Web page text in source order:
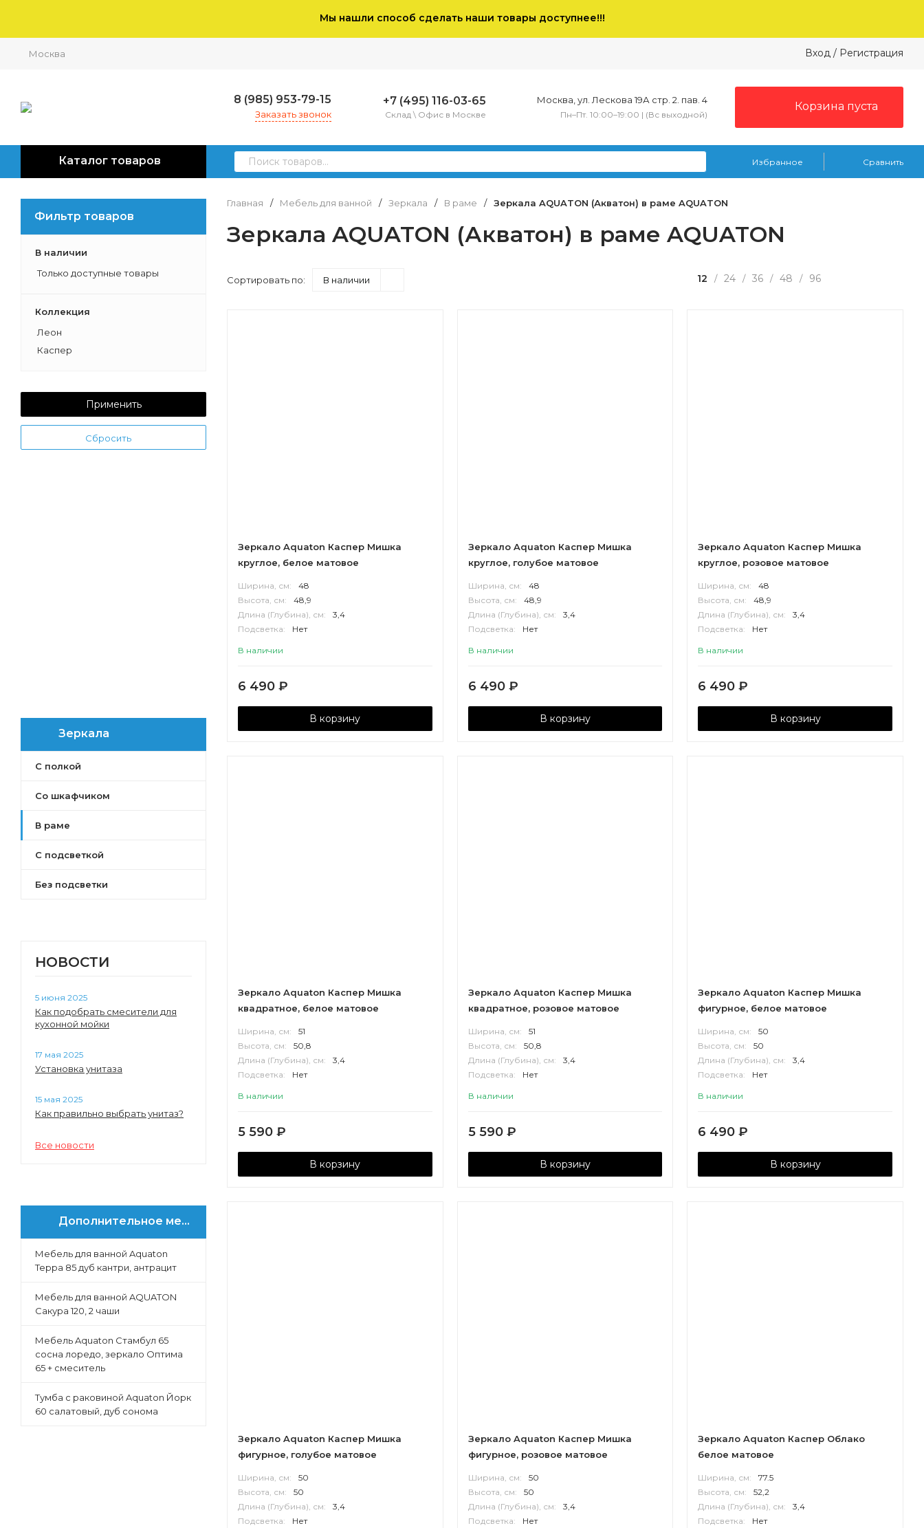
Мы нашли способ сделать наши товары доступнее!!!
Москва Вход / Регистрация
8 (985) 953-79-15
Заказать звонок
+7 (495) 116-03-65
Склад \ Офис в Москве
Москва, ул. Лескова 19А стр. 2. пав. 4
Пн–Пт. 10:00–19:00 | (Вс выходной)
Корзина пуста
Каталог товаров Избранное Сравнить
Фильтр товаров
В наличии
Только доступные товары
Коллекция
Леон
Каспер
Применить
Сбросить
Зеркала
С полкой
Со шкафчиком
В раме
С подсветкой
Без подсветки
НОВОСТИ
5 июня 2025
Как подобрать смесители для
кухонной мойки
17 мая 2025
Установка унитаза
15 мая 2025
Как правильно выбрать унитаз?
Все новости
Дополнительное меню
Мебель для ванной Aquaton
Терра 85 дуб кантри, антрацит
Мебель для ванной AQUATON
Сакура 120, 2 чаши
Мебель Aquaton Стамбул 65
сосна лоредо, зеркало Оптима
65 + смеситель
Тумба с раковиной Aquaton Йорк
60 салатовый, дуб сонома
Главная / Мебель для ванной / Зеркала / В раме / Зеркала AQUATON (Акватон) в раме AQUATON
Зеркала AQUATON (Акватон) в раме AQUATON
Сортировать по: В наличии 12 / 24 / 36 / 48 / 96
Зеркало Aquaton Каспер Мишка
круглое, белое матовое
Ширина, см:
48
Высота, см:
48,9
Длина (Глубина), см:
3,4
Подсветка:
Нет
В наличии
6 490 ₽
В корзину
Зеркало Aquaton Каспер Мишка
круглое, голубое матовое
Ширина, см:
48
Высота, см:
48,9
Длина (Глубина), см:
3,4
Подсветка:
Нет
В наличии
6 490 ₽
В корзину
Зеркало Aquaton Каспер Мишка
круглое, розовое матовое
Ширина, см:
48
Высота, см:
48,9
Длина (Глубина), см:
3,4
Подсветка:
Нет
В наличии
6 490₽
В корзину
Зеркало Aquaton Каспер Мишка
квадратное, белое матовое
Ширина, см:
51
Высота, см:
50,8
Длина (Глубина), см:
3,4
Подсветка:
Нет
В наличии
5 590 ₽
В корзину
Зеркало Aquaton Каспер Мишка
квадратное, розовое матовое
Ширина, см:
51
Высота, см:
50,8
Длина (Глубина), см:
3,4
Подсветка:
Нет
В наличии
5 590 ₽
В корзину
Зеркало Aquaton Каспер Мишка
фигурное, белое матовое
Ширина, см:
50
Высота, см:
50
Длина (Глубина), см:
3,4
Подсветка:
Нет
В наличии
6 490₽
В корзину
Зеркало Aquaton Каспер Мишка
фигурное, голубое матовое
Ширина, см:
50
Высота, см:
50
Длина (Глубина), см:
3,4
Подсветка:
Нет
Зеркало Aquaton Каспер Мишка
фигурное, розовое матовое
Ширина, см:
50
Высота, см:
50
Длина (Глубина), см:
3,4
Подсветка:
Нет
Зеркало Aquaton Каспер Облако
белое матовое
Ширина, см:
77.5
Высота, см:
52,2
Длина (Глубина), см:
3,4
Подсветка:
Нет